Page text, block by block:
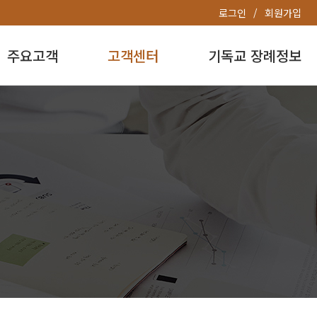
로그인 회원가입
주요고객 고객센터 기독교 장례정보